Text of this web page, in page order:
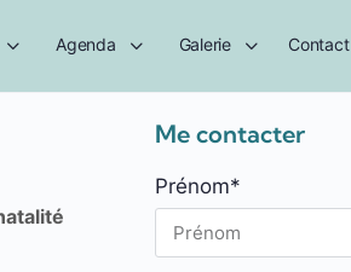
Agenda Galerie Contact
Me contacter
Prénom*